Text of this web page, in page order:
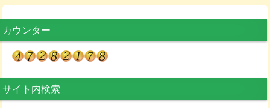
カウンター
サイト内検索